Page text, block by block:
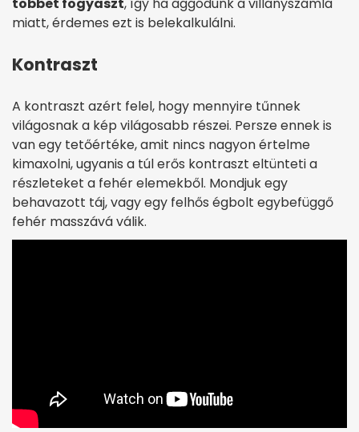
többet fogyaszt, így ha aggódunk a villanyszámla
miatt, érdemes ezt is belekalkulálni.
Kontraszt
A kontraszt azért felel, hogy mennyire tűnnek
világosnak a kép világosabb részei. Persze ennek is
van egy tetőértéke, amit nincs nagyon értelme
kimaxolni, ugyanis a túl erős kontraszt eltünteti a
részleteket a fehér elemekből. Mondjuk egy
behavazott táj, vagy egy felhős égbolt egybefüggő
fehér masszává válik.